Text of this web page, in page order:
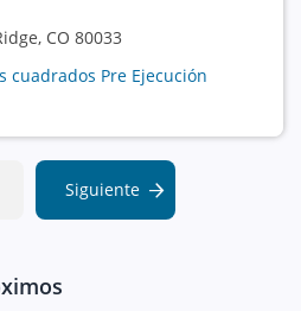
CO 80033
cuadrados Pre Ejecución
Siguiente